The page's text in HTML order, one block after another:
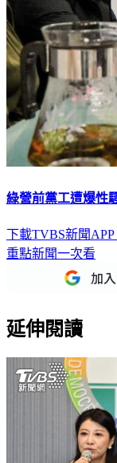
綠營前黨工遭爆性
下載TVBS新聞
重點新聞一次看
延伸閱讀